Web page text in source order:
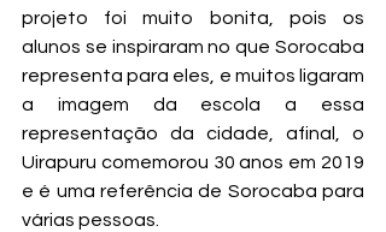
projeto foi muito bonita, pois os
alunos se inspiraram no que Sorocaba
representa para eles, e muitos ligaram
a imagem da escola a essa
representação da cidade, afinal, o
Uirapuru comemorou 30 anos em 2019
e é uma referência de Sorocaba para
várias pessoas.